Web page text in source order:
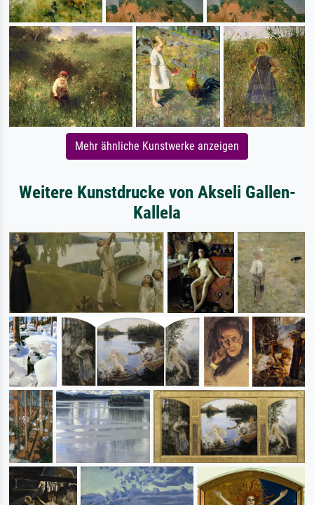
Mehr ähnliche Kunstwerke anzeigen
Weitere Kunstdrucke von Akseli Gallen-
Kallela